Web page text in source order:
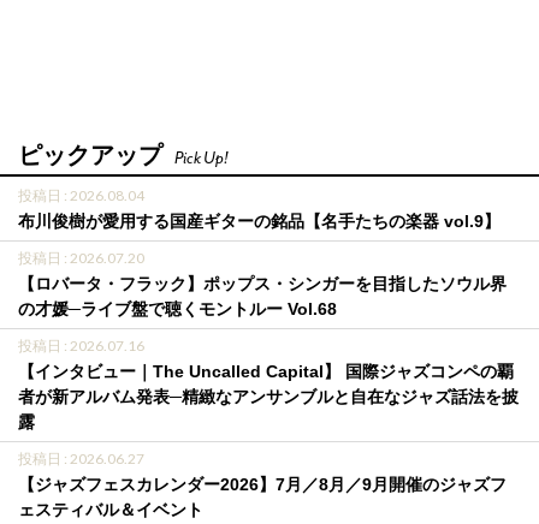
ピックアップ Pick Up!
投稿日 : 2026.08.04
布川俊樹が愛用する国産ギターの銘品【名手たちの楽器 vol.9】
投稿日 : 2026.07.20
【ロバータ・フラック】ポップス・シンガーを目指したソウル界
の才媛─ライブ盤で聴くモントルー Vol.68
投稿日 : 2026.07.16
【インタビュー｜The Uncalled Capital】 国際ジャズコンペの覇
者が新アルバム発表─精緻なアンサンブルと自在なジャズ話法を披
露
投稿日 : 2026.06.27
【ジャズフェスカレンダー2026】7月／8月／9月開催のジャズフ
ェスティバル＆イベント